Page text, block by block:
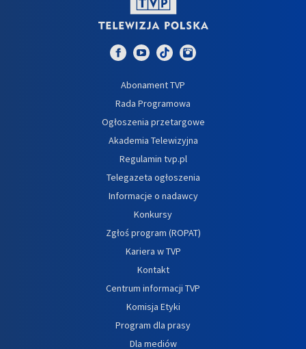
Abonament TVP
Rada Programowa
Ogłoszenia przetargowe
Akademia Telewizyjna
Regulamin tvp.pl
Telegazeta ogłoszenia
Informacje o nadawcy
Konkursy
Zgłoś program (ROPAT)
Kariera w TVP
Kontakt
Centrum informacji TVP
Komisja Etyki
Program dla prasy
Dla mediów